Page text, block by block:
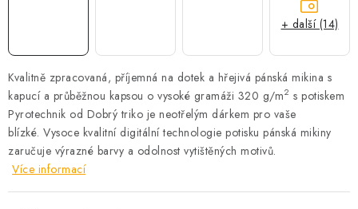
Kvalitně zpracovaná, příjemná na dotek a hřejivá pánská mikina s
kapucí a průběžnou kapsou o vysoké gramáži 320 g/m2 s potiskem
Pyrotechnik od Dobrý triko je neotřelým dárkem pro vaše
blízké. Vysoce kvalitní digitální technologie potisku pánská mikiny
zaručuje výrazné barvy a odolnost vytištěných motivů.
Více informací
+ další (14)